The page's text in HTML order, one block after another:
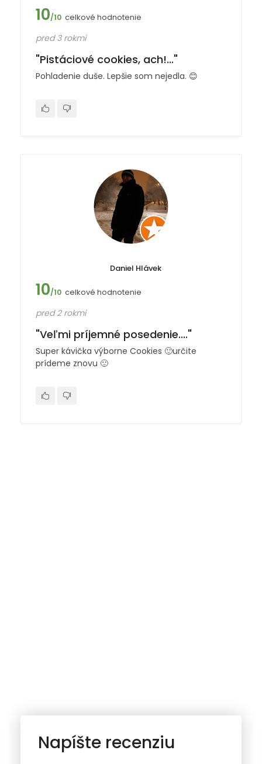
10/10 celkové hodnotenie
pred 3 rokmi
"Pistáciové cookies, ach!..."
Pohladenie duše. Lepšie som nejedla. 😊
Daniel Hlávek
10/10 celkové hodnotenie
pred 2 rokmi
"Veľmi príjemné posedenie...."
Super kávička výborne Cookies 🙂určite
prídeme znovu 🙂
Napíšte recenziu